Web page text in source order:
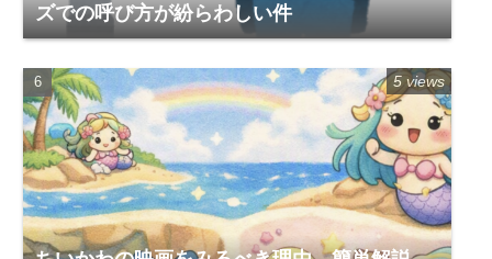
ズでの呼び方が紛らわしい件
5 views